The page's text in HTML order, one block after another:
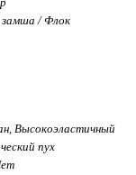
замша / Флок
Высокоэластичный
пух